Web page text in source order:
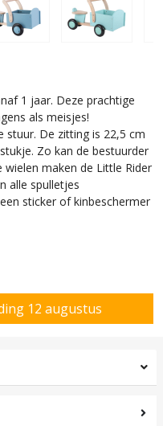
1 jaar. Deze prachtige
als meisjes!
stuur. De zitting is 22,5 cm
Zo kan de bestuurder
maken de Little Rider
alle spulletjes
sticker of kinbeschermer